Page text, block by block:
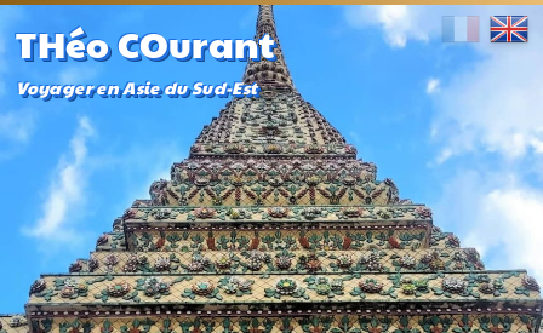
THéo COurant
Voyager en Asie du Sud-Est